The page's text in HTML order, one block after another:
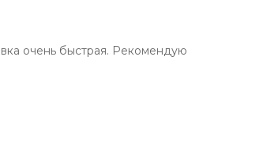
очень быстрая. Рекомендую